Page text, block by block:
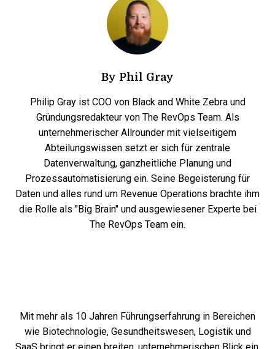
By Phil Gray
Philip Gray ist COO von Black and White Zebra und
Gründungsredakteur von The RevOps Team. Als
unternehmerischer Allrounder mit vielseitigem
Abteilungswissen setzt er sich für zentrale
Datenverwaltung, ganzheitliche Planung und
Prozessautomatisierung ein. Seine Begeisterung für
Daten und alles rund um Revenue Operations brachte ihm
die Rolle als "Big Brain" und ausgewiesener Experte bei
The RevOps Team ein.
Mit mehr als 10 Jahren Führungserfahrung in Bereichen
wie Biotechnologie, Gesundheitswesen, Logistik und
SaaS bringt er einen breiten, unternehmerischen Blick ein,